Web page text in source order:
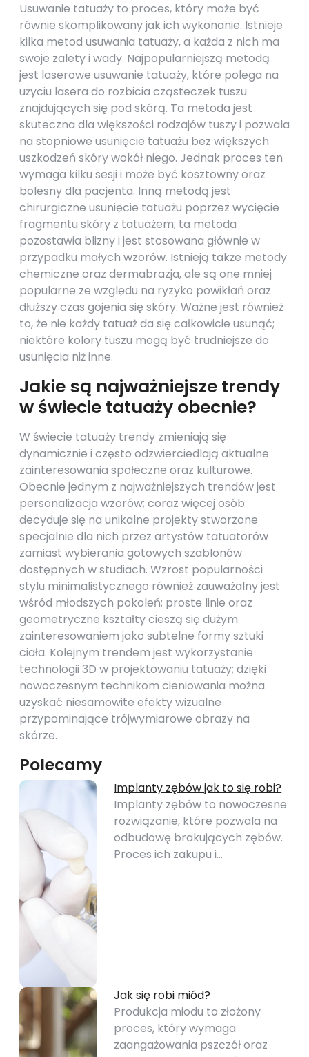
Usuwanie tatuaży to proces, który może być
równie skomplikowany jak ich wykonanie. Istnieje
kilka metod usuwania tatuaży, a każda z nich ma
swoje zalety i wady. Najpopularniejszą metodą
jest laserowe usuwanie tatuaży, które polega na
użyciu lasera do rozbicia cząsteczek tuszu
znajdujących się pod skórą. Ta metoda jest
skuteczna dla większości rodzajów tuszy i pozwala
na stopniowe usunięcie tatuażu bez większych
uszkodzeń skóry wokół niego. Jednak proces ten
wymaga kilku sesji i może być kosztowny oraz
bolesny dla pacjenta. Inną metodą jest
chirurgiczne usunięcie tatuażu poprzez wycięcie
fragmentu skóry z tatuażem; ta metoda
pozostawia blizny i jest stosowana głównie w
przypadku małych wzorów. Istnieją także metody
chemiczne oraz dermabrazja, ale są one mniej
popularne ze względu na ryzyko powikłań oraz
dłuższy czas gojenia się skóry. Ważne jest również
to, że nie każdy tatuaż da się całkowicie usunąć;
niektóre kolory tuszu mogą być trudniejsze do
usunięcia niż inne.
Jakie są najważniejsze trendy
w świecie tatuaży obecnie?
W świecie tatuaży trendy zmieniają się
dynamicznie i często odzwierciedlają aktualne
zainteresowania społeczne oraz kulturowe.
Obecnie jednym z najważniejszych trendów jest
personalizacja wzorów; coraz więcej osób
decyduje się na unikalne projekty stworzone
specjalnie dla nich przez artystów tatuatorów
zamiast wybierania gotowych szablonów
dostępnych w studiach. Wzrost popularności
stylu minimalistycznego również zauważalny jest
wśród młodszych pokoleń; proste linie oraz
geometryczne kształty cieszą się dużym
zainteresowaniem jako subtelne formy sztuki
ciała. Kolejnym trendem jest wykorzystanie
technologii 3D w projektowaniu tatuaży; dzięki
nowoczesnym technikom cieniowania można
uzyskać niesamowite efekty wizualne
przypominające trójwymiarowe obrazy na
skórze.
Polecamy
Implanty zębów jak to się robi?
Implanty zębów to nowoczesne
rozwiązanie, które pozwala na
odbudowę brakujących zębów.
Proces ich zakupu i…
Jak się robi miód?
Produkcja miodu to złożony
proces, który wymaga
zaangażowania pszczół oraz